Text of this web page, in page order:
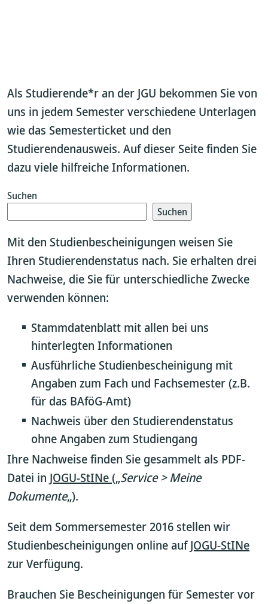
Als Studierende*r an der JGU bekommen Sie von
uns in jedem Semester verschiedene Unterlagen
wie das Semesterticket und den
Studierendenausweis. Auf dieser Seite finden Sie
dazu viele hilfreiche Informationen.
Suchen
Suchen
Mit den Studienbescheinigungen weisen Sie
Ihren Studierendenstatus nach. Sie erhalten drei
Nachweise, die Sie für unterschiedliche Zwecke
verwenden können:
Stammdatenblatt mit allen bei uns
hinterlegten Informationen
Ausführliche Studienbescheinigung mit
Angaben zum Fach und Fachsemester (z.B.
für das BAföG-Amt)
Nachweis über den Studierendenstatus
ohne Angaben zum Studiengang
Ihre Nachweise finden Sie gesammelt als PDF-
Datei in JOGU-StINe(„Service > Meine
Dokumente„).
Seit dem Sommersemester 2016 stellen wir
Studienbescheinigungen online aufJOGU-StINe
zur Verfügung.
Brauchen Sie Bescheinigungen für Semester vor